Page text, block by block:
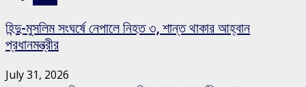
হিন্দু-মুসলিম সংঘর্ষে নেপালে নিহত ৩, শান্ত থাকার আহ্বান
প্রধানমন্ত্রীর
July 31, 2026